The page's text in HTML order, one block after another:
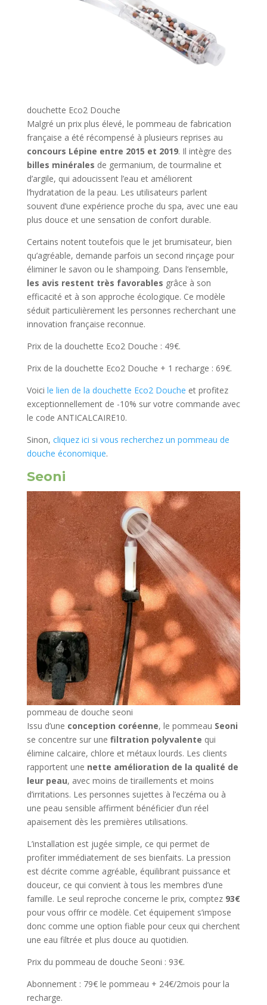
douchette Eco2 Douche
Malgré un prix plus élevé, le pommeau de fabrication
française a été récompensé à plusieurs reprises au
concours Lépine entre 2015 et 2019. Il intègre des
billes minérales de germanium, de tourmaline et
d’argile, qui adoucissent l’eau et améliorent
l’hydratation de la peau. Les utilisateurs parlent
souvent d’une expérience proche du spa, avec une eau
plus douce et une sensation de confort durable.
Certains notent toutefois que le jet brumisateur, bien
qu’agréable, demande parfois un second rinçage pour
éliminer le savon ou le shampoing. Dans l’ensemble,
les avis restent très favorables grâce à son
efficacité et à son approche écologique. Ce modèle
séduit particulièrement les personnes recherchant une
innovation française reconnue.
Prix de la douchette Eco2 Douche : 49€.
Prix de la douchette Eco2 Douche + 1 recharge : 69€.
Voici le lien de la douchette Eco2 Douche et profitez
exceptionnellement de -10% sur votre commande avec
le code ANTICALCAIRE10.
Sinon, cliquez ici si vous recherchez un pommeau de
douche économique.
Seoni
pommeau de douche seoni
Issu d’une conception coréenne, le pommeau Seoni
se concentre sur une filtration polyvalente qui
élimine calcaire, chlore et métaux lourds. Les clients
rapportent une nette amélioration de la qualité de
leur peau, avec moins de tiraillements et moins
d’irritations. Les personnes sujettes à l’eczéma ou à
une peau sensible affirment bénéficier d’un réel
apaisement dès les premières utilisations.
L’installation est jugée simple, ce qui permet de
profiter immédiatement de ses bienfaits. La pression
est décrite comme agréable, équilibrant puissance et
douceur, ce qui convient à tous les membres d’une
famille. Le seul reproche concerne le prix, comptez 93€
pour vous offrir ce modèle. Cet équipement s’impose
donc comme une option fiable pour ceux qui cherchent
une eau filtrée et plus douce au quotidien.
Prix du pommeau de douche Seoni : 93€.
Abonnement : 79€ le pommeau + 24€/2mois pour la
recharge.